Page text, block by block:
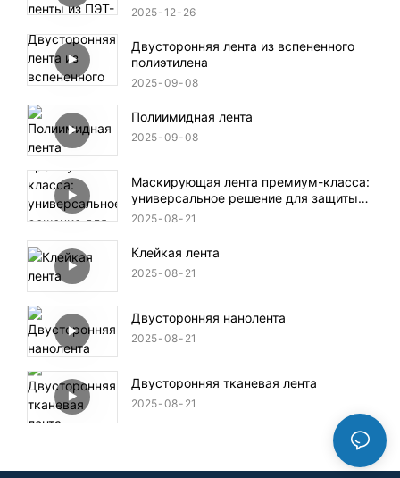
2025 12 26
Двусторонняя лента из вспененного
полиэтилена
2025 09 08
Полиимидная лента
2025 09 08
Маскирующая лента премиум-класса:
универсальное решение для защиты
поверхности и маскировки
2025 08 21
Клейкая лента
2025 08 21
Двусторонняя нанолента
2025 08 21
Двусторонняя тканевая лента
2025 08 21